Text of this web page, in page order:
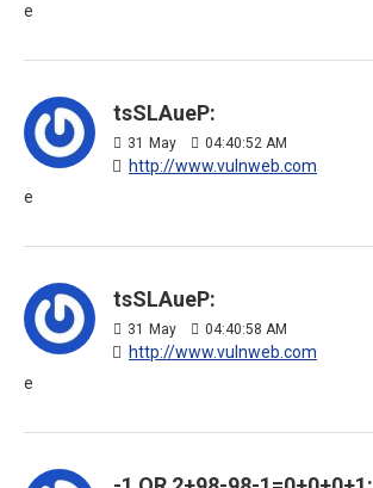
e
tsSLAueP:
31 May 04:40:52 AM
http://www.vulnweb.com
e
tsSLAueP:
31 May 04:40:58 AM
http://www.vulnweb.com
e